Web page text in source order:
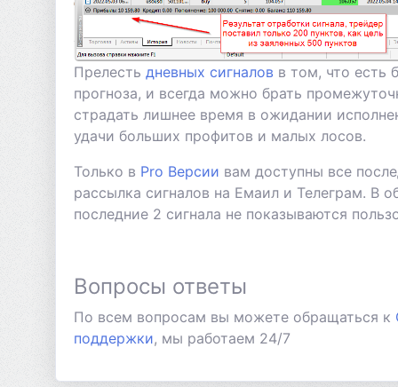
Прелесть дневных сигналов в том, что есть
прогноза, и всегда можно брать
страдать лишнее время в ожидании
удачи больших профитов и малых лосов.
Только в Pro Версии вам доступны все
рассылка сигналов на Емаил и Телеграм. В
последние 2 сигнала не показываются
Вопросы ответы
По всем вопросам вы можете обращаться к
поддержки, мы работаем 24/7